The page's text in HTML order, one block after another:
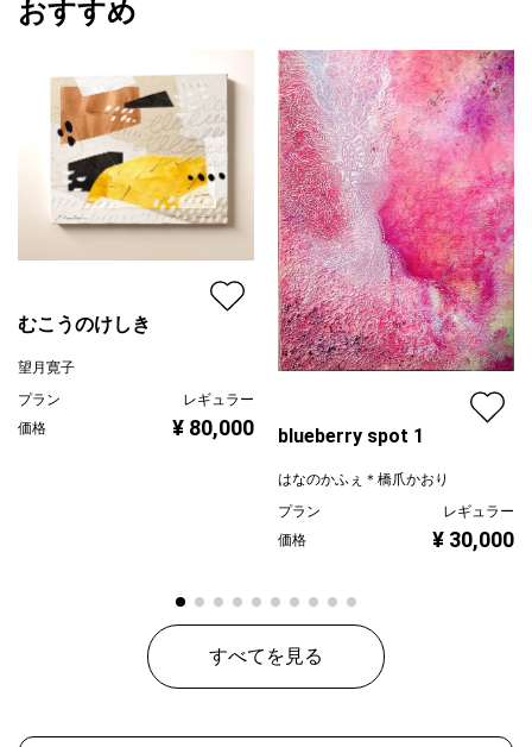
おすすめ
むこうのけしき
望月寛子
プラン
レギュラー
価格
¥ 80,000 blueberry spot 1
はなのかふぇ＊橋爪かおり
プラン
レギュラー
価格
¥ 30,000
すべてを見る